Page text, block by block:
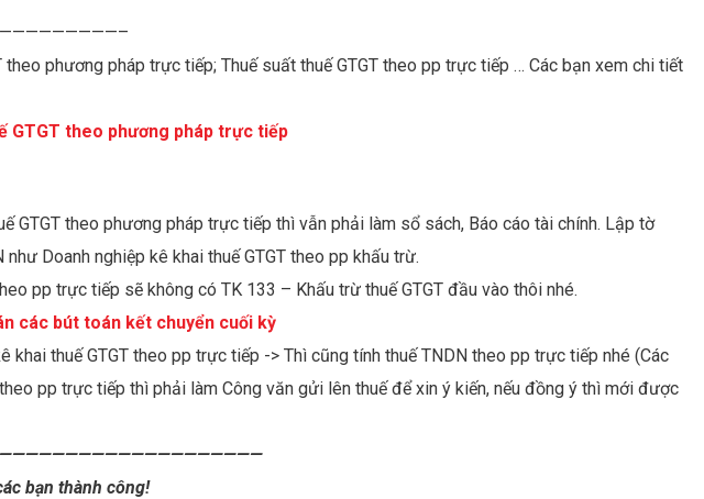
theo phương pháp trực tiếp; Thuế suất thuế GTGT theo pp trực tiếp … Các bạn xem chi tiết
GTGT theo phương pháp trực tiếp
GTGT theo phương pháp trực tiếp thì vẫn phải làm sổ sách, Báo cáo tài chính. Lập tờ
như Doanh nghiệp kê khai thuế GTGT theo pp khấu trừ.
pp trực tiếp sẽ không có TK 133 – Khấu trừ thuế GTGT đầu vào thôi nhé.
các bút toán kết chuyển cuối kỳ
khai thuế GTGT theo pp trực tiếp -> Thì cũng tính thuế TNDN theo pp trực tiếp nhé (Các
pp trực tiếp thì phải làm Công văn gửi lên thuế để xin ý kiến, nếu đồng ý thì mới được
bạn thành công!